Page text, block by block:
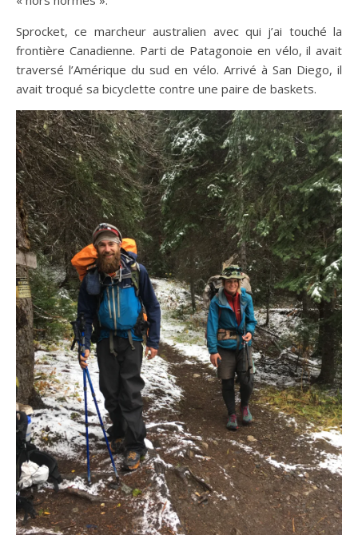
Sprocket, ce marcheur australien avec qui j’ai touché la
frontière Canadienne. Parti de Patagonoie en vélo, il avait
traversé l’Amérique du sud en vélo. Arrivé à San Diego, il
avait troqué sa bicyclette contre une paire de baskets.